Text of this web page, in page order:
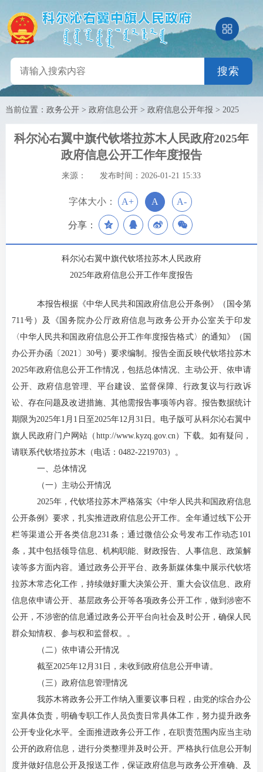
搜索
当前位置： 政务公开> 政府信息公开> 政府信息公开年报 > 2025
科尔沁右翼中旗代钦塔拉苏木人民政府2025年
政府信息公开工作年度报告
来源： 发布时间：2026-01-21 15:33
字体大小： A+ A A-
分享：
科尔沁右翼中旗代钦塔拉苏木人民政府
2025年政府信息公开工作年度报告
本报告根据《中华人民共和国政府信息公开条例》（国令第
711号）及《国务院办公厅政府信息与政务公开办公室关于印发
〈中华人民共和国政府信息公开工作年度报告格式〉的通知》（国
办公开办函〔2021〕30号）要求编制。报告全面反映代钦塔拉苏木
2025年政府信息公开工作情况，包括总体情况、主动公开、依申请
公开、政府信息管理、平台建设、监督保障、行政复议与行政诉
讼、存在问题及改进措施、其他需报告事项等内容。报告数据统计
期限为2025年1月1日至2025年12月31日。电子版可从科尔沁右翼中
旗人民政府门户网站（http://www.kyzq.gov.cn）下载。如有疑问，
请联系代钦塔拉苏木（电话：0482-2219703）。
一、总体情况
（一）主动公开情况
2025年，代钦塔拉苏木严格落实《中华人民共和国政府信息
公开条例》要求，扎实推进政府信息公开工作。全年通过线下公开
栏等渠道公开各类信息231条；通过微信公众号发布工作动态101
条，其中包括领导信息、机构职能、财政报告、人事信息、政策解
读等多方面内容。通过政务公开平台、政务新媒体集中展示代钦塔
拉苏木常态化工作，持续做好重大决策公开、重大会议信息、政府
信息依申请公开、基层政务公开等各项政务公开工作，做到涉密不
公开，不涉密的信息通过政务公开平台向社会及时公开，确保人民
群众知情权、参与权和监督权。。
（ 二 ）依申请公开情况
截至 2025年12月31日，未收到政府信息公开申请。
（ 三 ）政府信息管理情况
我苏木将政务公开工作纳入重要议事日程，由党的综合办公
室具体负责，明确专职工作人员负责日常具体工作，努力提升政务
公开专业化水平。全面推进政务公开工作，在职责范围内应当主动
公开的政府信息，进行分类整理并及时公开。严格执行信息公开制
度并做好信息公开及报送工作，保证政府信息与政务公开准确、及